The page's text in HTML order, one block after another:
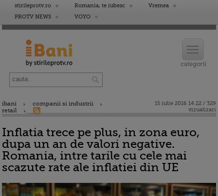
stirileprotv.ro Romania, te iubesc
Vremea
PROTV NEWS
VOYO
ibani
companii si industrii
retail
15 iulie 2016 14:22 / 329
vizualizari
Inflatia trece pe plus, in zona euro,
dupa un an de valori negative.
Romania, intre tarile cu cele mai
scazute rate ale inflatiei din UE